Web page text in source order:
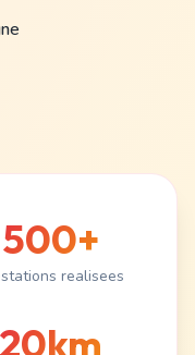
500+
realisees
20km